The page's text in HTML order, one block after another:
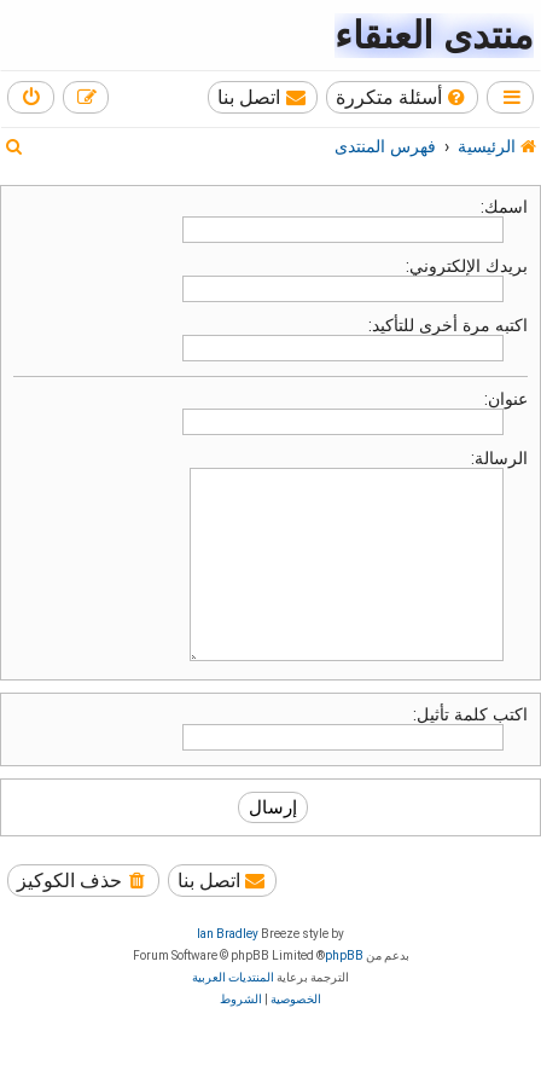
منتدى العنقاء
أسئلة متكررة اتصل بنا
الرئيسية فهرس المنتدى
اسمك:
بريدك الإلكتروني:
اكتبه مرة أخرى للتأكيد:
عنوان:
الرسالة:
اكتب كلمة تأثيل:
حذف الكوكيز اتصل بنا
Breeze style by
Ian Bradley
بدعم من phpBB
® Forum Software © phpBB Limited
الترجمة برعاية المنتديات العربية
الخصوصية
الشروط